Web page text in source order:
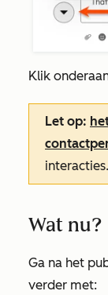
Klik
Let op:
interacties.
Wat nu?
Ga na het
verder met: